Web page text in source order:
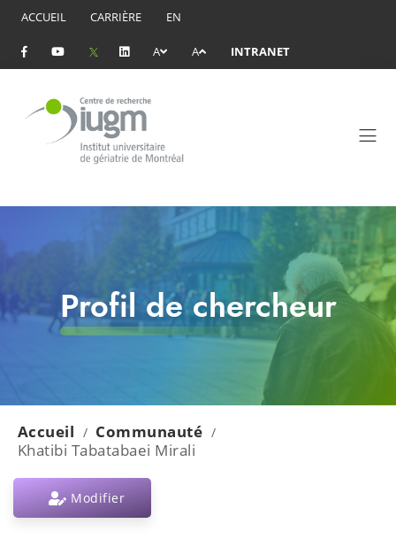
ACCUEIL CARRIÈRE EN
A A INTRANET
Profil de chercheur
Accueil / Communauté /
Khatibi Tabatabaei Mirali
Modifier